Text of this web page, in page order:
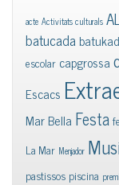
acte Activitats culturals
batucada
escolar capgrossa
Escacs
Mar Bella Festa
La Mar Menjador
pastissos piscina premi